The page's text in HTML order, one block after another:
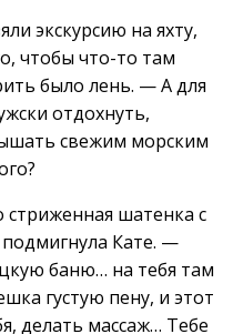
экскурсию на яхту,
чтобы что-то там
было лень. — А для
отдохнуть,
свежим морским
шатенка с
Кате. —
баню… на тебя там
густую пену, и этот
делать массаж… Тебе